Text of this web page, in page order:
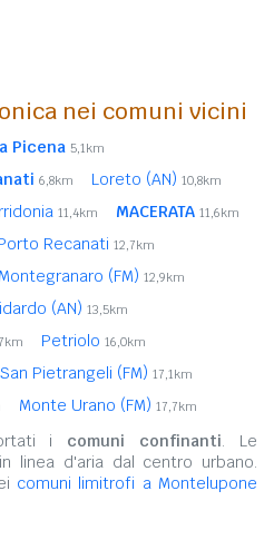
nei comuni vicini
Picena 5,1km
6,8km Loreto (AN) 10,8km
11,4km MACERATA 11,6km
Recanati 12,7km
Montegranaro (FM) 12,9km
(AN) 13,5km
Petriolo 16,0km
Pietrangeli (FM) 17,1km
Monte Urano (FM) 17,7km
i comuni confinanti. Le
linea d'aria dal centro urbano.
comuni limitrofi a Montelupone